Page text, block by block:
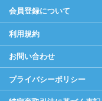
会員登録について
利用規約
お問い合わせ
プライバシーポリシー